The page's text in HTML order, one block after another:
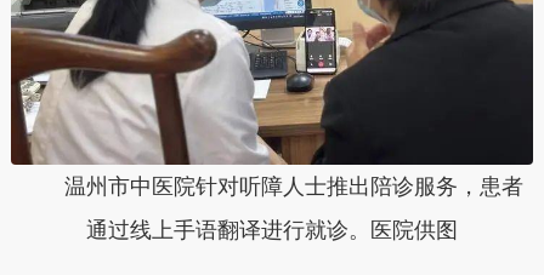
温州市中医院针对听障人士推出陪诊服务，患者
通过线上手语翻译进行就诊。医院供图